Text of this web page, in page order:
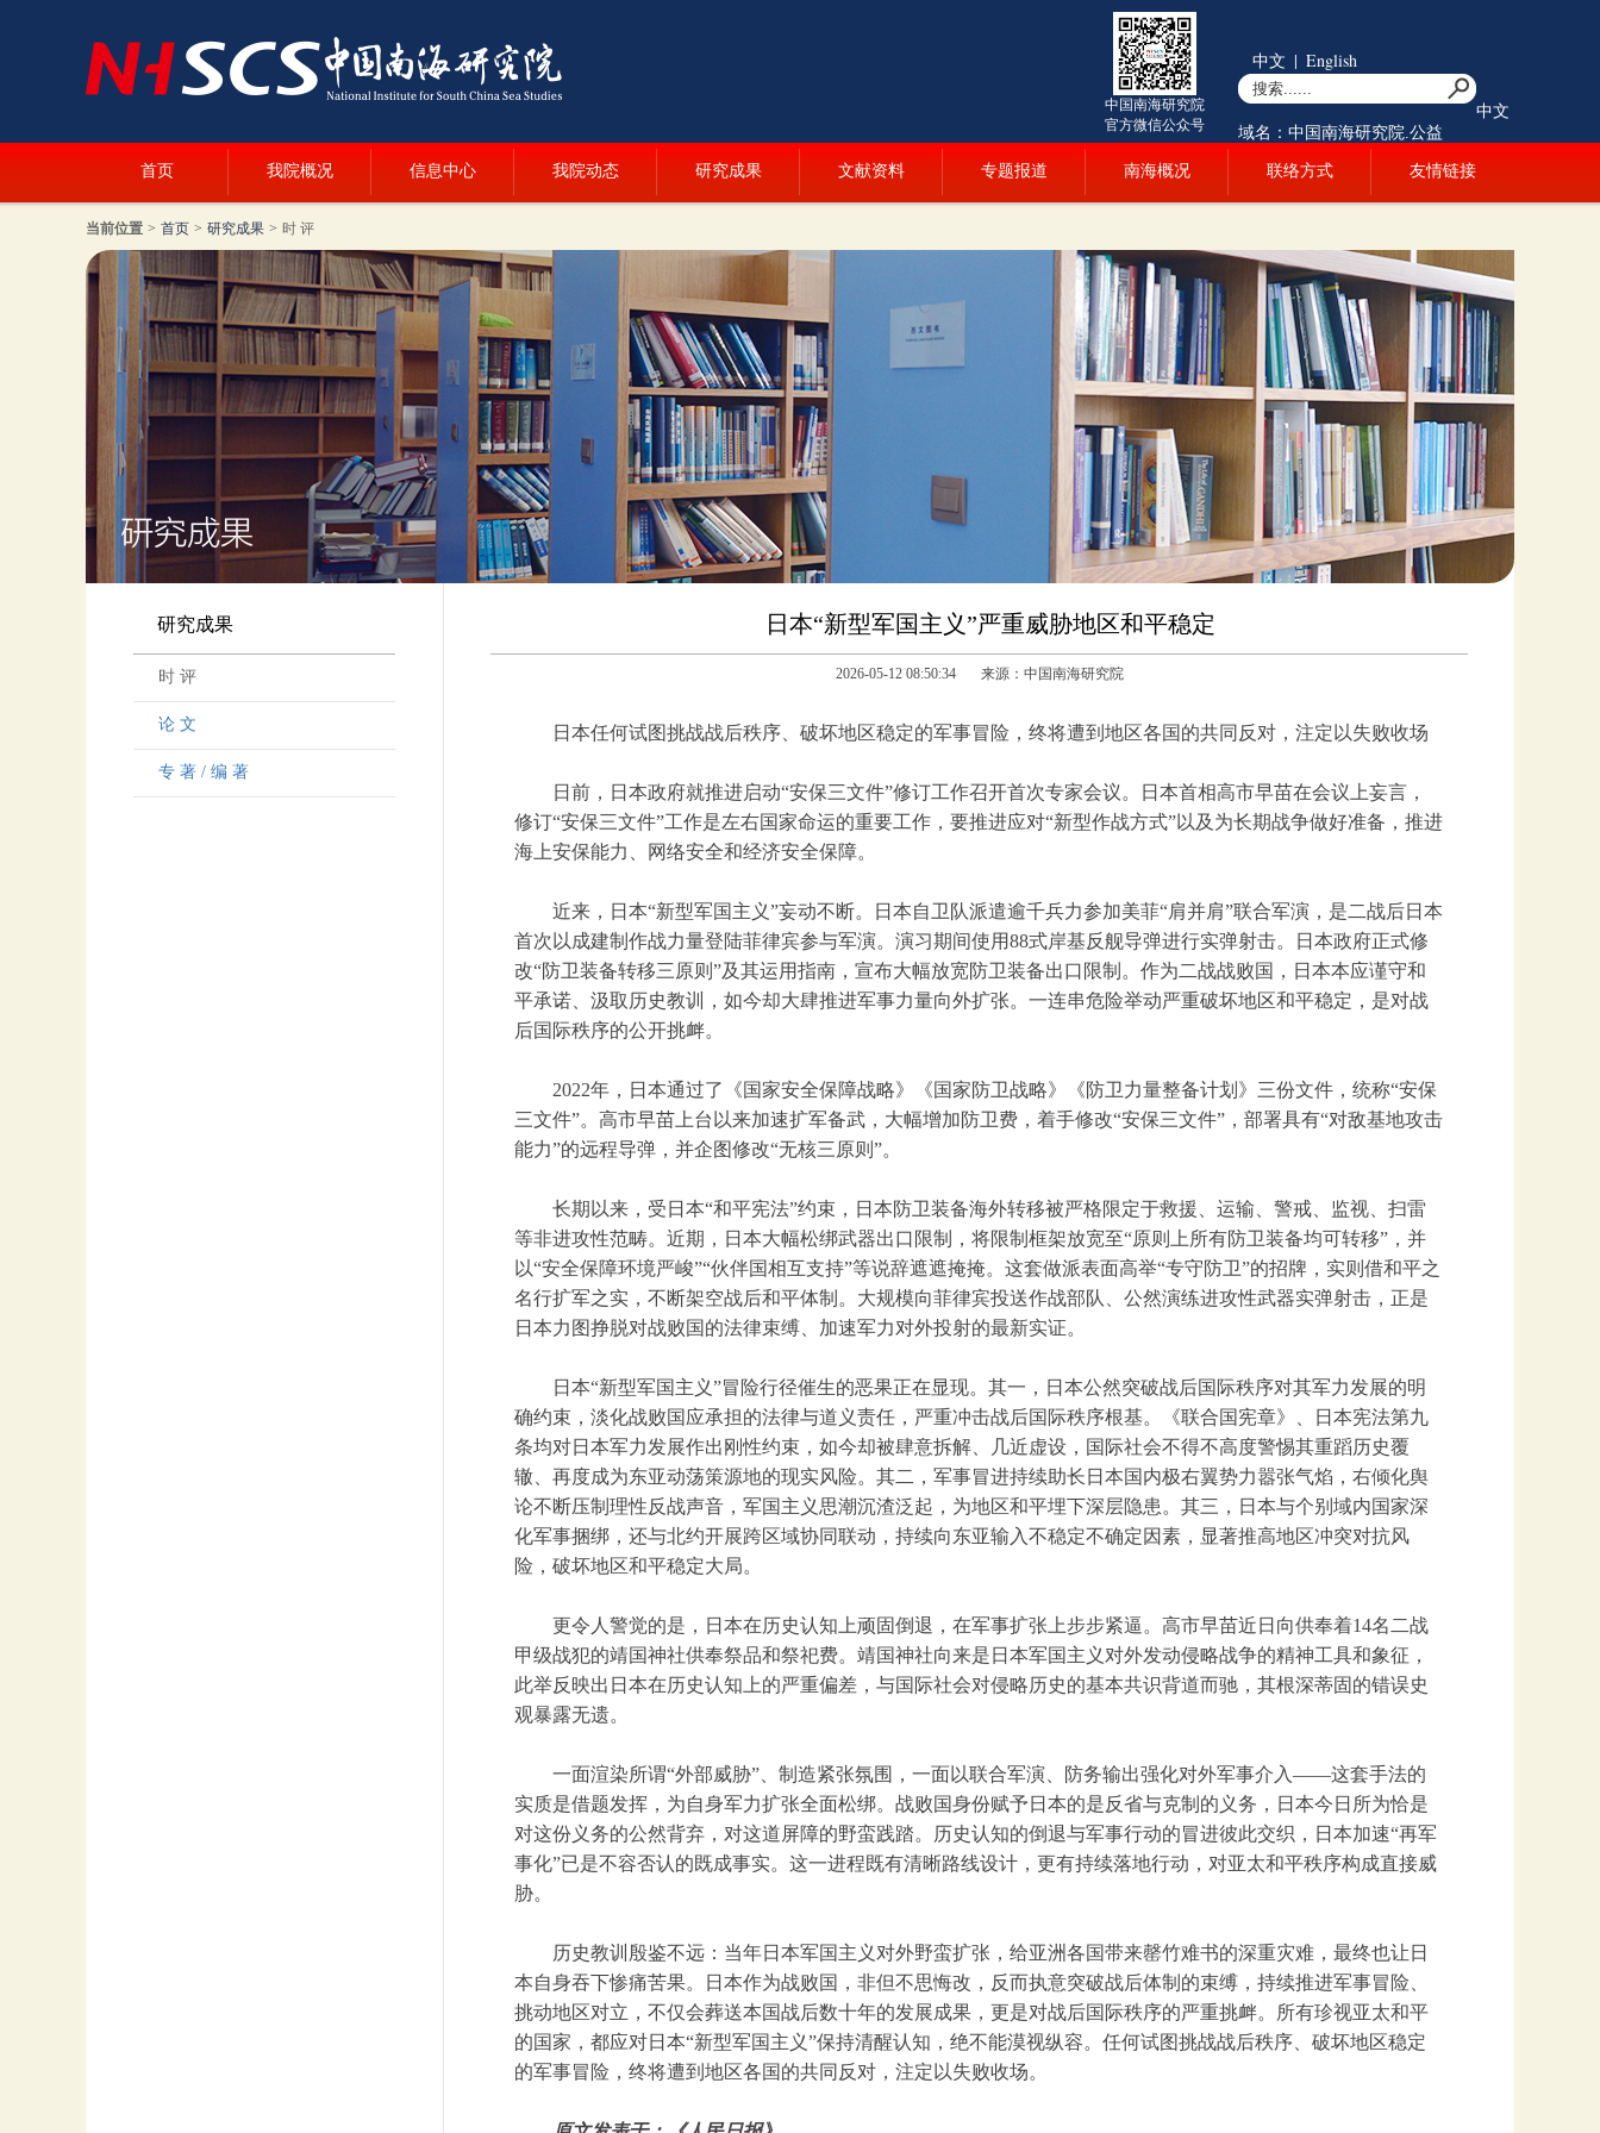
中国南海研究院
官方微信公众号
中文 | English
中文
域名：中国南海研究院.公益
首页 我院概况 信息中心 我院动态 研究成果 文献资料 专题报道 南海概况 联络方式 友情链接
当前位置 > 首页 > 研究成果 > 时 评
研究成果
时 评
论 文
专 著 / 编 著
日本“新型军国主义”严重威胁地区和平稳定
2026-05-12 08:50:34 来源：中国南海研究院
日本任何试图挑战战后秩序、破坏地区稳定的军事冒险，终将遭到地区各国的共同反对，注定以失败收场
日前，日本政府就推进启动“安保三文件”修订工作召开首次专家会议。日本首相高市早苗在会议上妄言，
修订“安保三文件”工作是左右国家命运的重要工作，要推进应对“新型作战方式”以及为长期战争做好准备，推进
海上安保能力、网络安全和经济安全保障。
近来，日本“新型军国主义”妄动不断。日本自卫队派遣逾千兵力参加美菲“肩并肩”联合军演，是二战后日本
首次以成建制作战力量登陆菲律宾参与军演。演习期间使用88式岸基反舰导弹进行实弹射击。日本政府正式修
改“防卫装备转移三原则”及其运用指南，宣布大幅放宽防卫装备出口限制。作为二战战败国，日本本应谨守和
平承诺、汲取历史教训，如今却大肆推进军事力量向外扩张。一连串危险举动严重破坏地区和平稳定，是对战
后国际秩序的公开挑衅。
2022年，日本通过了《国家安全保障战略》《国家防卫战略》《防卫力量整备计划》三份文件，统称“安保
三文件”。高市早苗上台以来加速扩军备武，大幅增加防卫费，着手修改“安保三文件”，部署具有“对敌基地攻击
能力”的远程导弹，并企图修改“无核三原则”。
长期以来，受日本“和平宪法”约束，日本防卫装备海外转移被严格限定于救援、运输、警戒、监视、扫雷
等非进攻性范畴。近期，日本大幅松绑武器出口限制，将限制框架放宽至“原则上所有防卫装备均可转移”，并
以“安全保障环境严峻”“伙伴国相互支持”等说辞遮遮掩掩。这套做派表面高举“专守防卫”的招牌，实则借和平之
名行扩军之实，不断架空战后和平体制。大规模向菲律宾投送作战部队、公然演练进攻性武器实弹射击，正是
日本力图挣脱对战败国的法律束缚、加速军力对外投射的最新实证。
日本“新型军国主义”冒险行径催生的恶果正在显现。其一，日本公然突破战后国际秩序对其军力发展的明
确约束，淡化战败国应承担的法律与道义责任，严重冲击战后国际秩序根基。《联合国宪章》、日本宪法第九
条均对日本军力发展作出刚性约束，如今却被肆意拆解、几近虚设，国际社会不得不高度警惕其重蹈历史覆
辙、再度成为东亚动荡策源地的现实风险。其二，军事冒进持续助长日本国内极右翼势力嚣张气焰，右倾化舆
论不断压制理性反战声音，军国主义思潮沉渣泛起，为地区和平埋下深层隐患。其三，日本与个别域内国家深
化军事捆绑，还与北约开展跨区域协同联动，持续向东亚输入不稳定不确定因素，显著推高地区冲突对抗风
险，破坏地区和平稳定大局。
更令人警觉的是，日本在历史认知上顽固倒退，在军事扩张上步步紧逼。高市早苗近日向供奉着14名二战
甲级战犯的靖国神社供奉祭品和祭祀费。靖国神社向来是日本军国主义对外发动侵略战争的精神工具和象征，
此举反映出日本在历史认知上的严重偏差，与国际社会对侵略历史的基本共识背道而驰，其根深蒂固的错误史
观暴露无遗。
一面渲染所谓“外部威胁”、制造紧张氛围，一面以联合军演、防务输出强化对外军事介入——这套手法的
实质是借题发挥，为自身军力扩张全面松绑。战败国身份赋予日本的是反省与克制的义务，日本今日所为恰是
对这份义务的公然背弃，对这道屏障的野蛮践踏。历史认知的倒退与军事行动的冒进彼此交织，日本加速“再军
事化”已是不容否认的既成事实。这一进程既有清晰路线设计，更有持续落地行动，对亚太和平秩序构成直接威
胁。
历史教训殷鉴不远：当年日本军国主义对外野蛮扩张，给亚洲各国带来罄竹难书的深重灾难，最终也让日
本自身吞下惨痛苦果。日本作为战败国，非但不思悔改，反而执意突破战后体制的束缚，持续推进军事冒险、
挑动地区对立，不仅会葬送本国战后数十年的发展成果，更是对战后国际秩序的严重挑衅。所有珍视亚太和平
的国家，都应对日本“新型军国主义”保持清醒认知，绝不能漠视纵容。任何试图挑战战后秩序、破坏地区稳定
的军事冒险，终将遭到地区各国的共同反对，注定以失败收场。